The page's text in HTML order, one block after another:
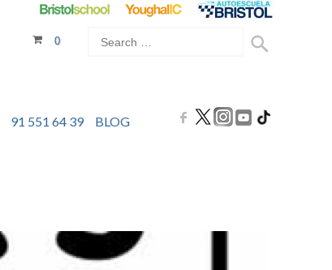
0
91 551 64 39 BLOG